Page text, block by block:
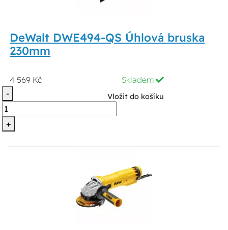
DeWalt DWE494-QS Úhlová bruska
230mm
4 569 Kč
Skladem
-
+
Vložit do košíku